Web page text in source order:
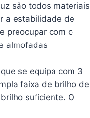
são todos materiais
a estabilidade de
preocupar com o
almofadas
se equipa com 3
faixa de brilho de
suficiente. O